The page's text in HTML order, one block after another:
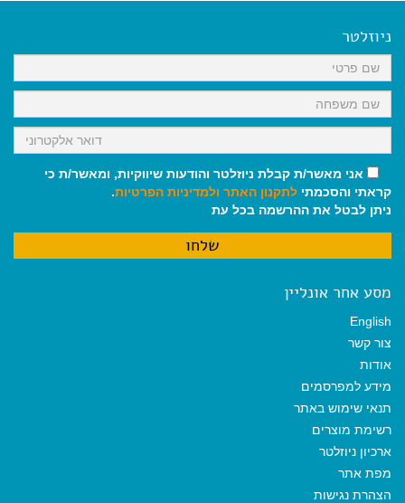
k
p
m
ניוזלטר
אני מאשר/ת קבלת ניוזלטר והודעות שיווקיות, ומאשר/ת כי
קראתי והסכמתי לתקנון האתר ולמדיניות הפרטיות.
ניתן לבטל את ההרשמה בכל עת
מסע אחר אונליין
English
צור קשר
אודות
מידע למפרסמים
תנאי שימוש באתר
רשימת מוצרים
ארכיון ניוזלטר
מפת אתר
הצהרת נגישות